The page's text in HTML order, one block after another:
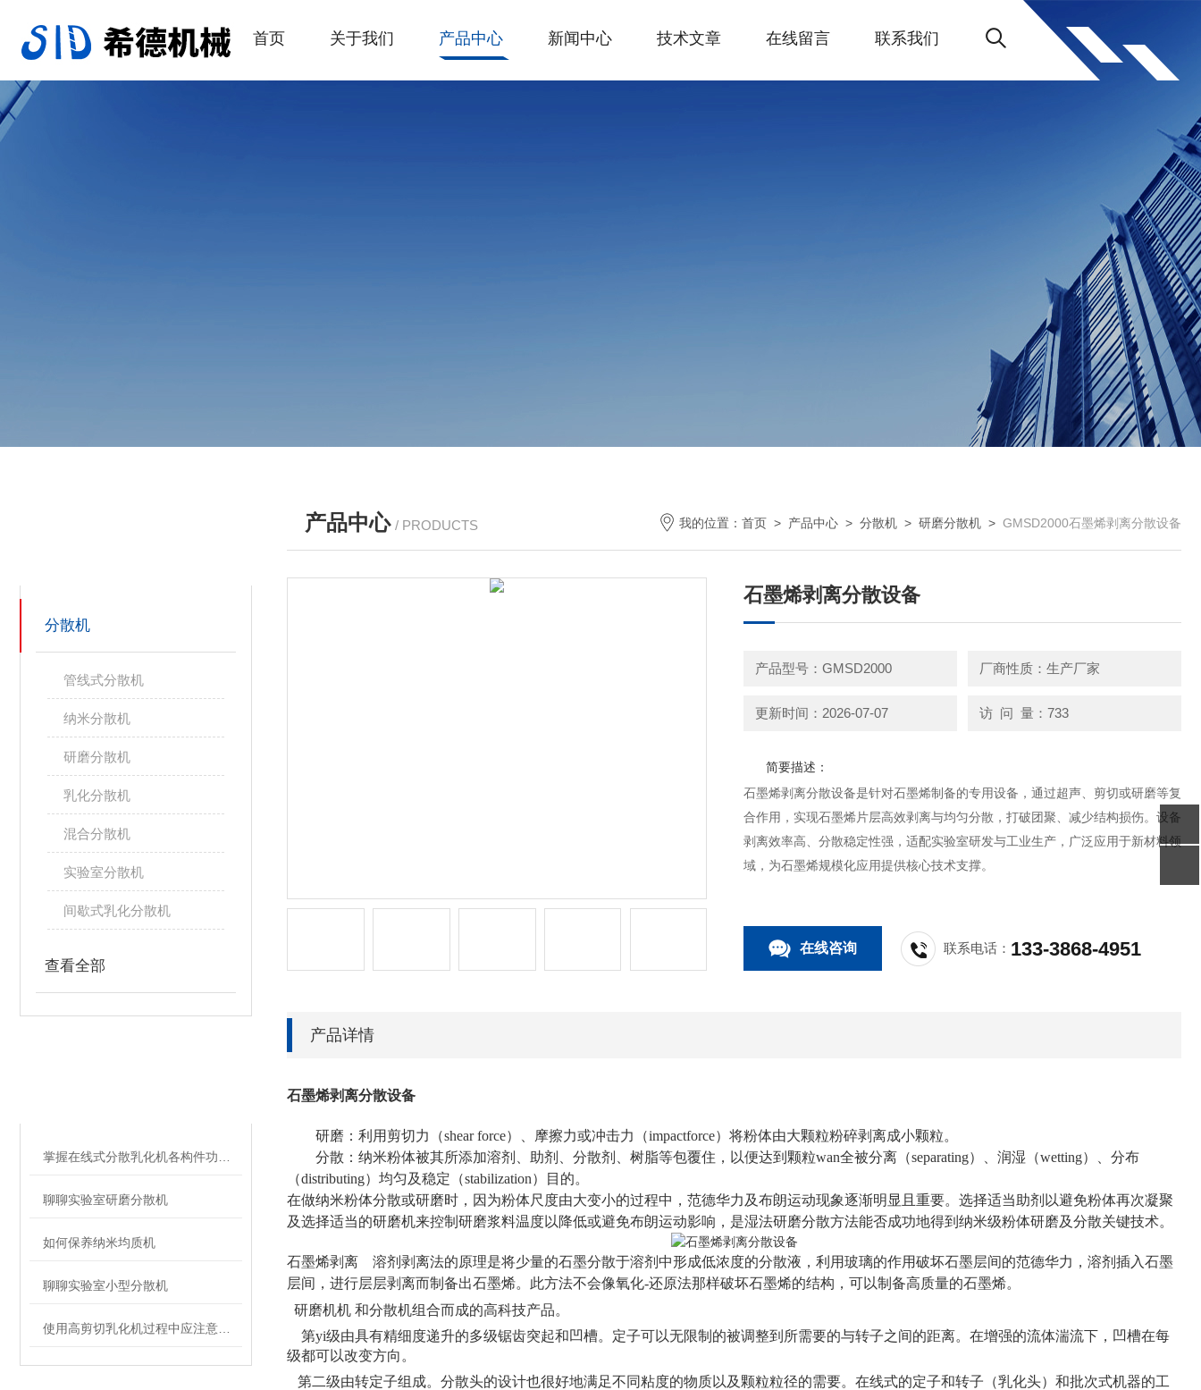
首页 关于我们 产品中心 新闻中心 技术文章 在线留言 联系我们
分散机
管线式分散机
纳米分散机
研磨分散机
乳化分散机
混合分散机
实验室分散机
间歇式乳化分散机
查看全部
聊聊实验室研磨分散机
如何保养纳米均质机
聊聊实验室小型分散机
产品中心 / PRODUCTS 我的位置： 首页 > 产品中心 > 分散机 > 研磨分散机 > GMSD2000石墨烯剥离分散设备
石墨烯剥离分散设备
产品型号：GMSD2000 厂商性质：生产厂家
更新时间：2026-07-07 访 问 量：733
简要描述：
石墨烯剥离分散设备是针对石墨烯制备的专用设备，通过超声、剪切或研磨等复
合作用，实现石墨烯片层高效剥离与均匀分散，打破团聚、减少结构损伤。设备
剥离效率高、分散稳定性强，适配实验室研发与工业生产，广泛应用于新材料领
域，为石墨烯规模化应用提供核心技术支撑。
在线咨询 联系电话： 133-3868-4951
产品详情
石墨烯剥离分散设备
研磨：利用剪切力（shear force）、摩擦力或冲击力（impactforce）将粉体由大颗粒粉碎剥离成小颗粒。
分散：纳米粉体被其所添加溶剂、助剂、分散剂、树脂等包覆住，以便达到颗粒wan全被分离（separating）、润湿（wetting）、分布
（distributing）均匀及稳定（stabilization）目的。
在做纳米粉体分散或研磨时，因为粉体尺度由大变小的过程中，范德华力及布朗运动现象逐渐明显且重要。选择适当助剂以避免粉体再次凝聚
及选择适当的研磨机来控制研磨浆料温度以降低或避免布朗运动影响，是湿法研磨分散方法能否成功地得到纳米级粉体研磨及分散关键技术。
石墨烯剥离 溶剂剥离法的原理是将少量的石墨分散于溶剂中形成低浓度的分散液，利用玻璃的作用破坏石墨层间的范德华力，溶剂插入石墨
层间，进行层层剥离而制备出石墨烯。此方法不会像氧化-还原法那样破坏石墨烯的结构，可以制备高质量的石墨烯。
研磨机机 和分散机组合而成的高科技产品。
第yi级由具有精细度递升的多级锯齿突起和凹槽。定子可以无限制的被调整到所需要的与转子之间的距离。在增强的流体湍流下，凹槽在每
级都可以改变方向。
第二级由转定子组成。分散头的设计也很好地满足不同粘度的物质以及颗粒粒径的需要。在线式的定子和转子（乳化头）和批次式机器的工